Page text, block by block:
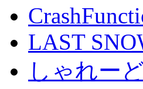
LAST
しゃれー